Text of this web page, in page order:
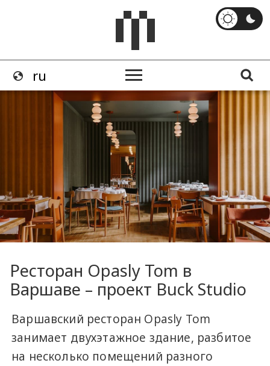
Ресторан Opasly Tom в
Варшаве – проект Buck Studio
Варшавский ресторан Opasly Tom
занимает двухэтажное здание, разбитое
на несколько помещений разного